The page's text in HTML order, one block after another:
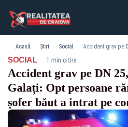
Acasă Știri Social
SOCIAL· 1 min citire
Accident grav pe DN
Galați: Opt persoane
șofer băut a intrat pe